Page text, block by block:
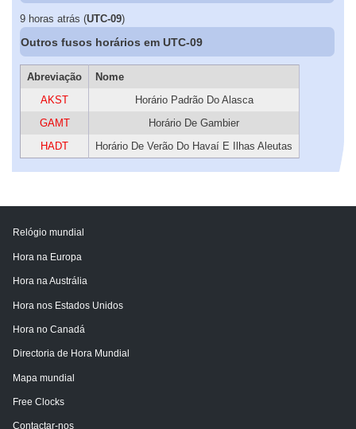
9 horas atrás (UTC-09)
Outros fusos horários em UTC-09
Abreviação
Nome
AKST
Horário Padrão Do Alasca
GAMT
Horário De Gambier
HADT
Horário De Verão Do Havaí E Ilhas Aleutas
Relógio mundial
Hora na Europa
Hora na Austrália
Hora nos Estados Unidos
Hora no Canadá
Directoria de Hora Mundial
Mapa mundial
Free Clocks
Contactar-nos